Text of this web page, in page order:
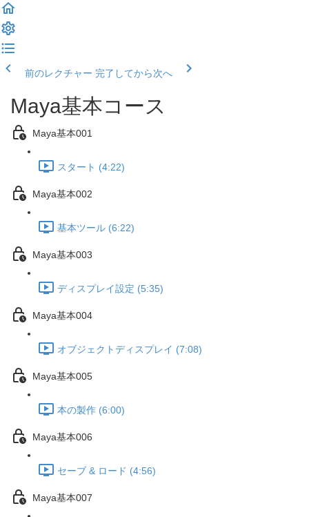
前のレクチャー 完了してから次へ
Maya基本コース
Maya基本001
スタート (4:22)
Maya基本002
基本ツール (6:22)
Maya基本003
ディスプレイ設定 (5:35)
Maya基本004
オブジェクトディスプレイ (7:08)
Maya基本005
本の製作 (6:00)
Maya基本006
セーブ & ロード (4:56)
Maya基本007